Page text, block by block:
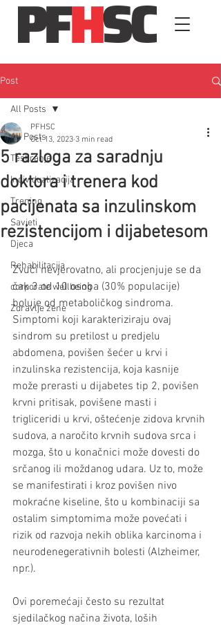
Post
All Posts
Testiranje
Individualizacija
Trening
Savjeti
Djeca
Rehabilitacija
corporate wellbeing
Zdravlje žene
All Posts
5 razloga za saradnju
doktora i trenera kod
pacijenata sa inzulinskom
rezistencijom i dijabetesom
PFHSC
Oct 13, 2023 3 min read
Zvuči nevjerovatno, ali procjenjuje se da
čak 3 od 10 osoba (30% populacije)
boluje od metaboličkog sindroma.
Simptomi koji karakteriziraju ovaj
sindrom su pretilost u predjelu
abdomena, povišen šećer u krvi i
inzulinska rezistencija, koja kasnije
može prerasti u dijabetes tip 2, povišen
krvni pritisak, povišene masti i
trigliceridi u krvi, oštećenje zidova krvnih
sudova, a naročito krvnih sudova srca i
mozga, što u konačnici može dovesti do
srčanog ili moždanog udara. Uz to, može
se manifestirati i kroz povišen nivo
mokraćne kiseline, što u kombinaciji sa
ostalim simptomima može povećati i
rizik od razvoja nekih oblika karcinoma i
neurodenegerativnih bolesti (Alzheimer,
npr.).
Ovi poremećaji često su rezultat
sjedilačkog načina života, loših